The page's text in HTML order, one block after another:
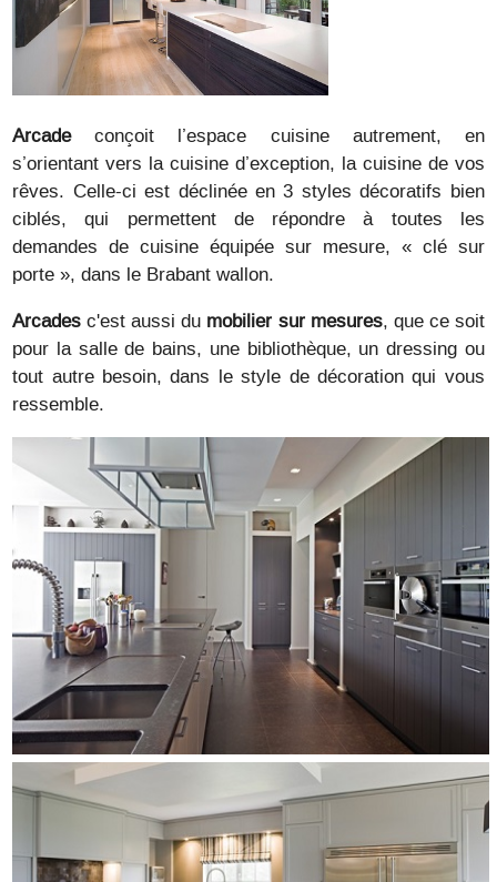
Arcadeconçoit l’espace cuisine autrement, en
s’orientant vers la cuisine d’exception, la cuisine de vos
rêves. Celle-ci est déclinée en 3 styles décoratifs bien
ciblés, qui permettent de répondre à toutes les
demandes de cuisine équipée sur mesure, « clé sur
porte », dans le Brabant wallon.
Arcadesc'est aussi du mobilier sur mesures, que ce soit
pour la salle de bains, une bibliothèque, un dressing ou
tout autre besoin, dans le style de décoration qui vous
ressemble.